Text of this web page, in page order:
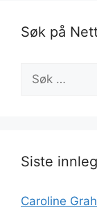
Søk på
etter:
Siste
Caroline